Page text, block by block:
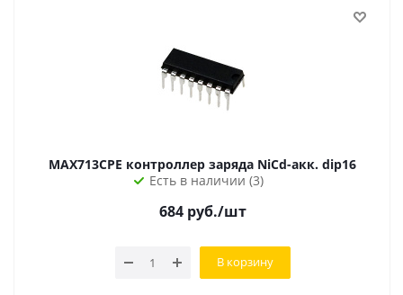
MAX713CPE контроллер заряда NiCd-акк. dip16
Есть в наличии (3)
684руб./шт
В корзину